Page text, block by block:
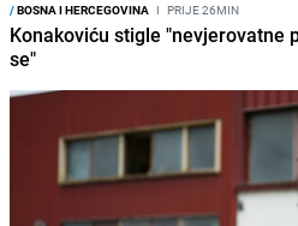
/BOSNA I HERCEGOVINA I PRIJE 26MIN
Konakoviću stigle "nevjerovatne
se"